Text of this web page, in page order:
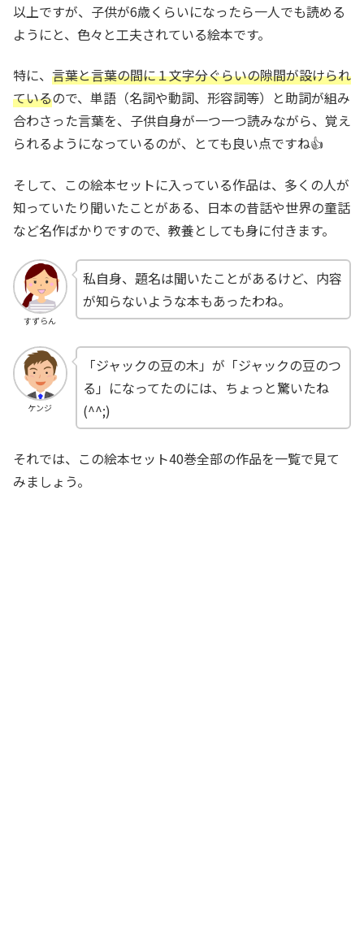
以上ですが、子供が6歳くらいになったら一人でも読める
ようにと、色々と工夫されている絵本です。
特に、 言葉と言葉の間に１文字分ぐらいの隙間が設けられ
ているので、単語（名詞や動詞、形容詞等）と助詞が組み
合わさった言葉を、子供自身が一つ一つ読みながら、覚え
られるようになっているのが、とても良い点ですね👍
そして、この絵本セットに入っている作品は、多くの人が
知っていたり聞いたことがある、日本の昔話や世界の童話
など名作ばかりですので、教養としても身に付きます。
すずらん
私自身、題名は聞いたことがあるけど、内容
が知らないような本もあったわね。
ケンジ
「ジャックの豆の木」が「ジャックの豆のつ
る」になってたのには、ちょっと驚いたね
(^^;)
それでは、この絵本セット40巻全部の作品を一覧で見て
みましょう。